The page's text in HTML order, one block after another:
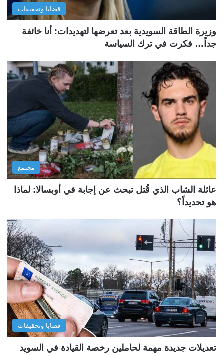
قضايا وتحقيقات
وزيرة الطاقة السويدية بعد تعرضها لتهديدات: أنا خائفة
جداً… فكرت في ترك السياسة
مجتمع
عائلة الشاب الذي قُتل تبحث عن إجابة في أوبسالا: لماذا
هو تحديداً؟
قضايا وتحقيقات
تعديلات جديدة مهمة لحاملين رخصة القيادة في السويد